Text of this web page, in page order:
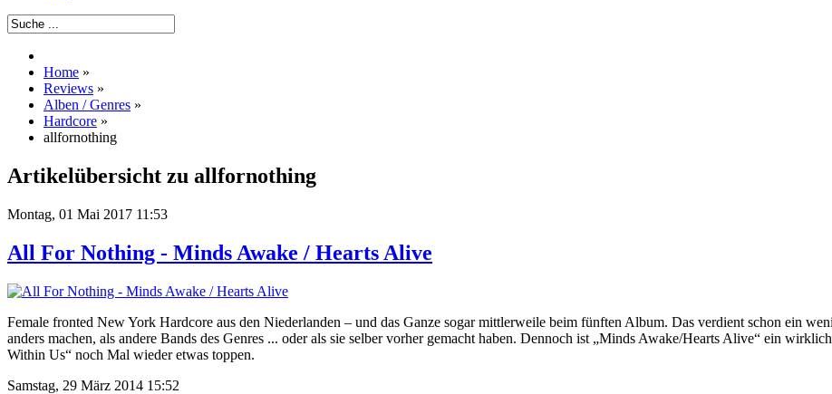
Home »
Reviews »
Alben / Genres »
Hardcore »
allfornothing
Artikelübersicht zu allfornothing
Montag, 01 Mai 2017 11:53
All For Nothing - Minds Awake / Hearts Alive
Female fronted New York Hardcore aus den Niederlanden – und das Ganze sogar mittlerweile beim fünften Album. Das verdient schon ein
anders machen, als andere Bands des Genres ... oder als sie selber vorher gemacht haben. Dennoch ist „Minds Awake/Hearts Alive“ ein
Within Us“ noch Mal wieder etwas toppen.
Samstag, 29 März 2014 15:52